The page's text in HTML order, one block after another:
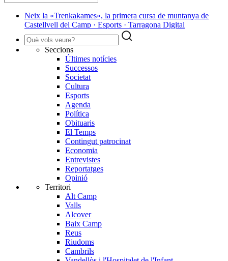
Neix la «Trenkakames», la primera cursa de muntanya de
Castellvell del Camp · Esports · Tarragona Digital
Seccions
Últimes notícies
Successos
Societat
Cultura
Esports
Agenda
Política
Obituaris
El Temps
Contingut patrocinat
Economia
Entrevistes
Reportatges
Opinió
Territori
Alt Camp
Valls
Alcover
Baix Camp
Reus
Riudoms
Cambrils